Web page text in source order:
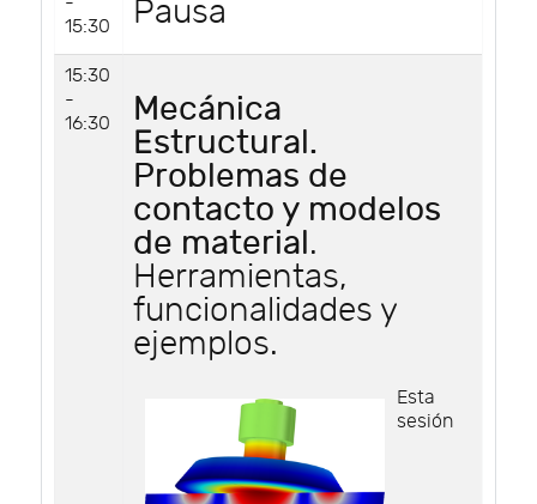
15:30
Pausa
15:30
-
16:30
Mecánica
Estructural.
Problemas de
contacto y modelos
de material.
Herramientas,
funcionalidades y
ejemplos.
Esta
sesión